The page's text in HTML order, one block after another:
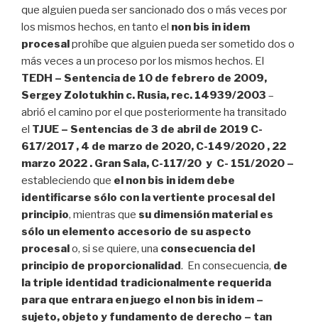
que alguien pueda ser sancionado dos o más veces por
los mismos hechos, en tanto el non bis in idem
procesalprohíbe que alguien pueda ser sometido dos o
más veces a un proceso por los mismos hechos. El
TEDH – Sentencia de 10 de febrero de 2009,
Sergey Zolotukhin c. Rusia, rec. 14939/2003 –
abrió el camino por el que posteriormente ha transitado
el TJUE – Sentencias de 3 de abril de 2019 C-
617/2017 , 4 de marzo de 2020, C-149/2020 , 22
marzo 2022 . Gran Sala, C-117/20 y C- 151/2020 –
estableciendo que el non bis in idem debe
identificarse sólo con la vertiente procesal del
principio, mientras que su dimensión material es
sólo un elemento accesorio de su aspecto
procesalo, si se quiere, una consecuencia del
principio de proporcionalidad. En consecuencia, de
la triple identidad tradicionalmente requerida
para que entrara en juego el non bis in idem –
sujeto, objeto y fundamento de derecho – tan